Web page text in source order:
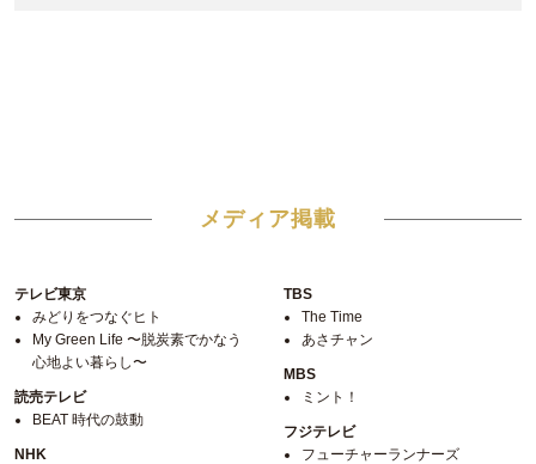
メディア掲載
テレビ東京
みどりをつなぐヒト
My Green Life 〜脱炭素でかなう
心地よい暮らし〜
読売テレビ
BEAT 時代の鼓動
NHK
TBS
The Time
あさチャン
MBS
ミント！
フジテレビ
フューチャーランナーズ